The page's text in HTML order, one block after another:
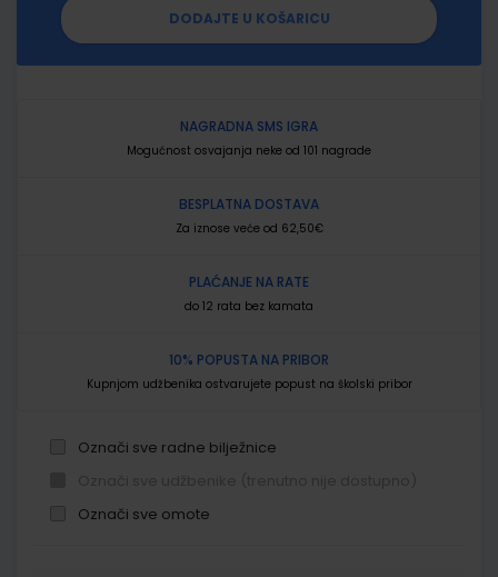
DODAJTE U KOŠARICU
NAGRADNA SMS IGRA
Mogućnost osvajanja neke od 101 nagrade
BESPLATNA DOSTAVA
Za iznose veće od 62,50€
PLAĆANJE NA RATE
do 12 rata bez kamata
10% POPUSTA NA PRIBOR
Kupnjom udžbenika ostvarujete popust na školski pribor
Označi sve radne bilježnice
Označi sve omote